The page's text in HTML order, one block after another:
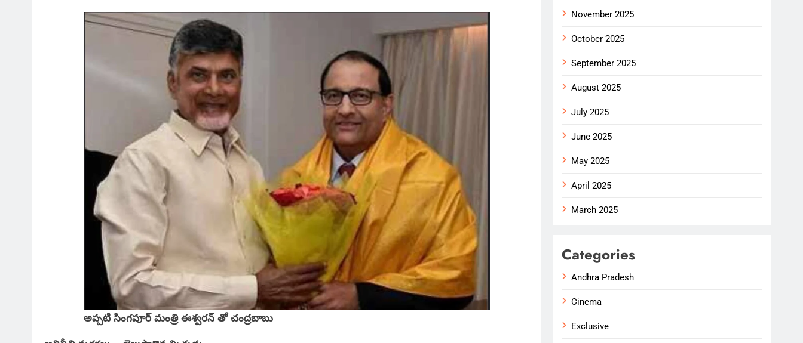
అప్పటి సింగపూర్ మంత్రి ఈశ్వరన్ తో చంద్రబాబు
November 2025
October 2025
September 2025
August 2025
July 2025
June 2025
May 2025
April 2025
March 2025
Categories
Andhra Pradesh
Cinema
Exclusive